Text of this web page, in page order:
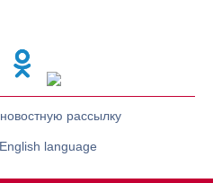
рассылку
language